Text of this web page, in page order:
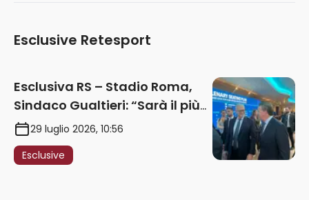
Esclusive Retesport
Esclusiva RS – Stadio Roma,
Sindaco Gualtieri: “Sarà il più
iconico del mondo. Assoluta
unità politica. Prima pietra nel
2027. Ricorsi strumentali?
29 luglio 2026, 10:56
Esclusive